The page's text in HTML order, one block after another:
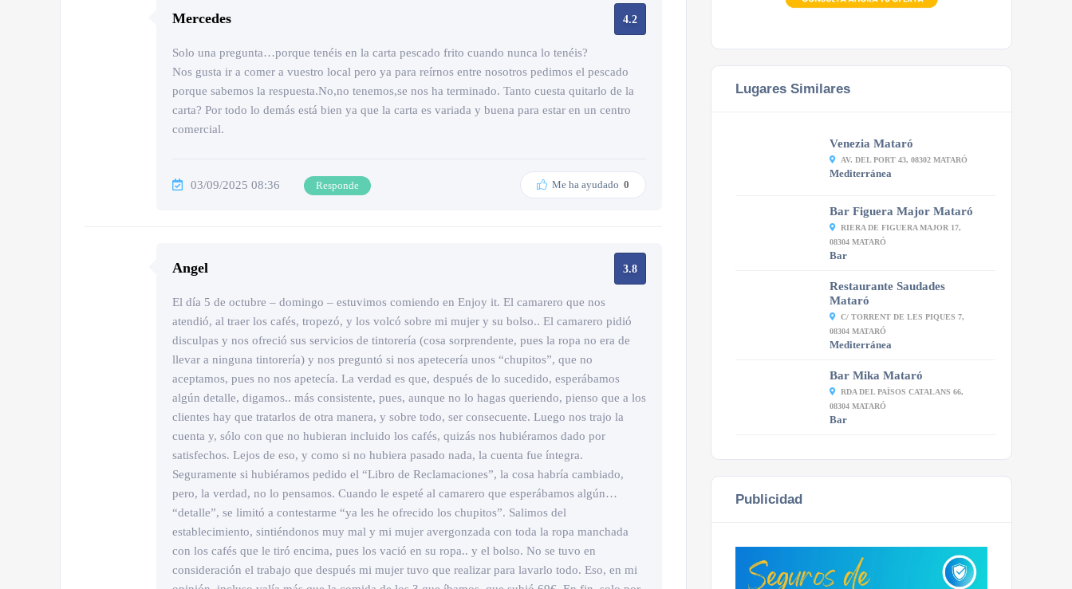
Mercedes 4.2
Solo una pregunta…porque tenéis en la carta pescado frito cuando nunca lo tenéis?
Nos gusta ir a comer a vuestro local pero ya para reírnos entre nosotros pedimos el pescado
porque sabemos la respuesta.No,no tenemos,se nos ha terminado. Tanto cuesta quitarlo de la
carta? Por todo lo demás está bien ya que la carta es variada y buena para estar en un centro
comercial.
03/09/2025 08:36 Responde Me ha ayudado 0
Angel 3.8
El día 5 de octubre – domingo – estuvimos comiendo en Enjoy it. El camarero que nos
atendió, al traer los cafés, tropezó, y los volcó sobre mi mujer y su bolso.. El camarero pidió
disculpas y nos ofreció sus servicios de tintorería (cosa sorprendente, pues la ropa no era de
llevar a ninguna tintorería) y nos preguntó si nos apetecería unos “chupitos”, que no
aceptamos, pues no nos apetecía. La verdad es que, después de lo sucedido, esperábamos
algún detalle, digamos.. más consistente, pues, aunque no lo hagas queriendo, pienso que a los
clientes hay que tratarlos de otra manera, y sobre todo, ser consecuente. Luego nos trajo la
cuenta y, sólo con que no hubieran incluido los cafés, quizás nos hubiéramos dado por
satisfechos. Lejos de eso, y como si no hubiera pasado nada, la cuenta fue íntegra.
Seguramente si hubiéramos pedido el “Libro de Reclamaciones”, la cosa habría cambiado,
pero, la verdad, no lo pensamos. Cuando le espeté al camarero que esperábamos algún…
“detalle”, se limitó a contestarme “ya les he ofrecido los chupitos”. Salimos del
establecimiento, sintiéndonos muy mal y mi mujer avergonzada con toda la ropa manchada
con los cafés que le tiró encima, pues los vació en su ropa.. y el bolso. No se tuvo en
consideración el trabajo que después mi mujer tuvo que realizar para lavarlo todo. Eso, en mi
Lugares Similares
Venezia Mataró
AV. DEL PORT 43, 08302 MATARÓ
Mediterránea
Bar Figuera Major Mataró
RIERA DE FIGUERA MAJOR 17,
08304 MATARÓ
Bar
Restaurante Saudades
Mataró
C/ TORRENT DE LES PIQUES 7,
08304 MATARÓ
Mediterránea
Bar Mika Mataró
RDA DEL PAÏSOS CATALANS 66,
08304 MATARÓ
Bar
Publicidad